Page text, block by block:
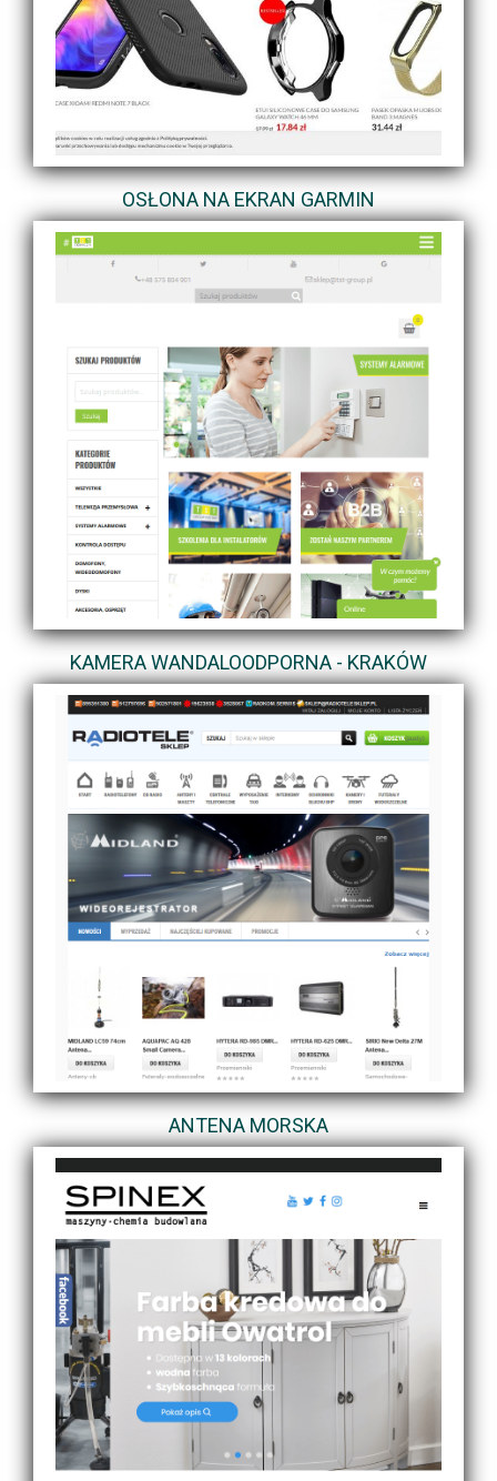
OSŁONA NA EKRAN GARMIN
KAMERA WANDALOODPORNA - KRAKÓW
ANTENA MORSKA